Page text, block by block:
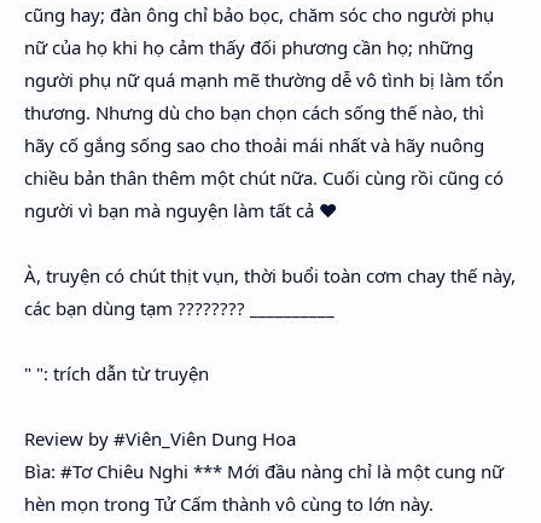
cũng hay; đàn ông chỉ bảo bọc, chăm sóc cho người phụ
nữ của họ khi họ cảm thấy đối phương cần họ; những
người phụ nữ quá mạnh mẽ thường dễ vô tình bị làm tổn
thương. Nhưng dù cho bạn chọn cách sống thế nào, thì
hãy cố gắng sống sao cho thoải mái nhất và hãy nuông
chiều bản thân thêm một chút nữa. Cuối cùng rồi cũng có
người vì bạn mà nguyện làm tất cả ❤
À, truyện có chút thịt vụn, thời buổi toàn cơm chay thế này,
các bạn dùng tạm ???????? __________
" ": trích dẫn từ truyện
Review by #Viên_Viên Dung Hoa
Bìa: #Tơ Chiêu Nghi *** Mới đầu nàng chỉ là một cung nữ
hèn mọn trong Tử Cấm thành vô cùng to lớn này.